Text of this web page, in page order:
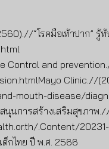
“โรคมือเท้าปาก”
Control and
Clinic.//
mouth-disease/
นุนการสร้างเสริมสุขภา
.Content/
ด็กไทย ปี พ.ศ. 2566